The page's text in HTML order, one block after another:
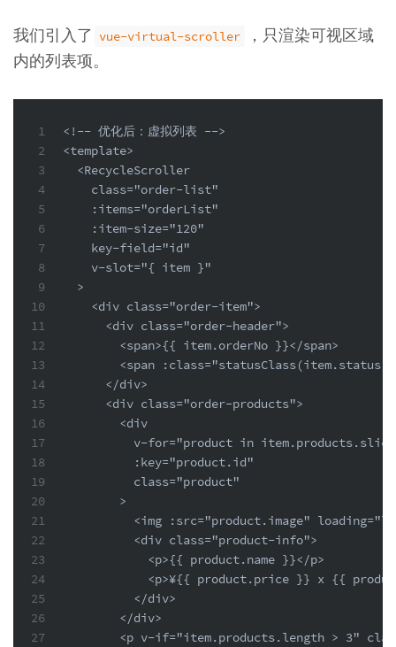
我们引入了 vue-virtual-scroller
，只渲染可视区域
内的列表项。
1
2
3
4
5
6
7
8
9
10
11
12
13
14
15
16
17
18
19
20
21
22
23
24
25
26
27
<!-- 优化后：虚拟列表 -->
<template>
  <RecycleScroller
    class="order-list"
    :items="orderList"
    :item-size="120"
    key-field="id"
    v-slot="{ item }"
  >
    <div class="order-item">
      <div class="order-header">
        <span>{{ item.orderNo }}</span>
<span
      </div>
      <div class="order-products">
        <div
v-for="product in
          :key="product.id"
          class="product"
        >
<img :src="product.image"
          <div class="product-info">
            <p>{{ product.name }}</p>
<p>¥{{ product.price }} x {{
          </div>
        </div>
<p v-if="item.products.length > 3"